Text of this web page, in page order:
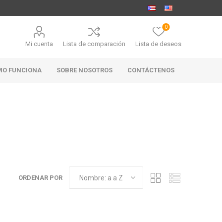
Mi cuenta Lista de comparación Lista de deseos
0
ANGUS
FUNCIONA SOBRE NOSOTROS CONTÁCTENOS
ORDENAR POR